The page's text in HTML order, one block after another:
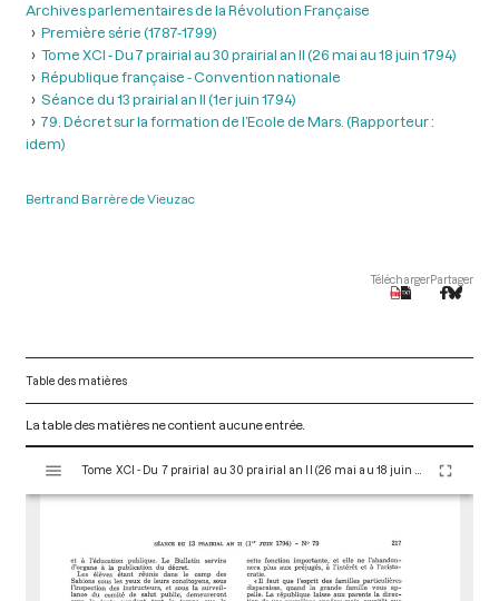
Archives parlementaires de la Révolution Française
Première série (1787-1799)
Tome XCI - Du 7 prairial au 30 prairial an II (26 mai au 18 juin 1794)
République française - Convention nationale
Séance du 13 prairial an II (1er juin 1794)
79. Décret sur la formation de l’Ecole de Mars. (Rapporteur :
idem)
Bertrand Barrère de Vieuzac
TéléchargerPartager
Table des matières
La table des matières ne contient aucune entrée.
s